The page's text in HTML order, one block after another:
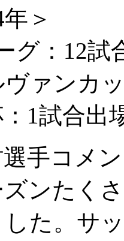
＞
グ：12試
ァンカ
1試合出
選手コメ
ンたく
した。サ